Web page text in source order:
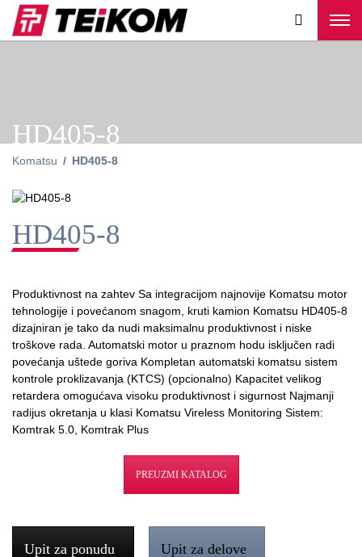
HD405-8
Komatsu HD405-8
HD405-8
Produktivnost na zahtev Sa integracijom najnovije Komatsu motor
tehnologije i povećanom snagom, kruti kamion Komatsu HD405-8
dizajniran je tako da nudi maksimalnu produktivnost i niske
troškove rada. Automatski motor u praznom hodu isključen radi
povećanja uštede goriva Kompletan automatski komatsu sistem
kontrole proklizavanja (KTCS) (opcionalno) Kapacitet velikog
retardera omogućava visoku produktivnost i sigurnost Najmanji
radijus okretanja u klasi Komatsu Vireless Monitoring Sistem:
Komtrak 5.0, Komtrak Plus
PREUZMI KATALOG
Upit za ponudu Upit za delove